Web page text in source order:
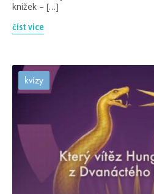
knížek – […]
číst více
kvízy